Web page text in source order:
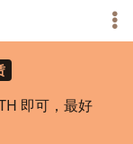
即可，最好